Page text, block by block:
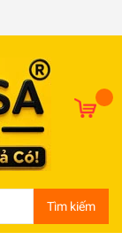
Tìm kiếm